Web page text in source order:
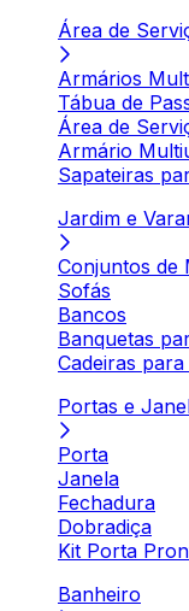
Área de
Armários
Tábua de
Área de
Armário
Sapateiras
Jardim e
Conjuntos de
Sofás
Bancos
Banquetas
Cadeiras
Portas e
Porta
Janela
Fechadura
Dobradiça
Kit Porta
Banheiro